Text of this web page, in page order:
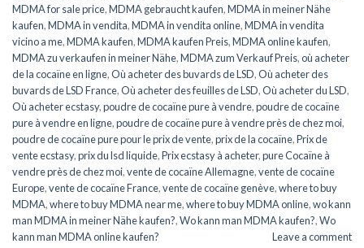
MDMA for sale price,MDMA gebraucht kaufen,MDMA in meiner Nähe
kaufen,MDMA in vendita,MDMA in vendita online,MDMA in vendita
vicino a me,MDMA kaufen,MDMA kaufen Preis,MDMA online kaufen,
MDMA zu verkaufen in meiner Nähe,MDMA zum Verkauf Preis,où acheter
de la cocaïne en ligne,Où acheter des buvards de LSD,Où acheter des
buvards de LSD France,Où acheter des feuilles de LSD,Où acheter du LSD,
Où acheter ecstasy,poudre de cocaïne pure à vendre,poudre de cocaïne
pure à vendre en ligne,poudre de cocaïne pure à vendre près de chez moi,
poudre de cocaïne pure pour le prix de vente,prix de la cocaïne,Prix de
vente ecstasy,prix du lsd liquide,Prix ecstasy à acheter,pure Cocaïne à
vendre près de chez moi,vente de cocaïne Allemagne,vente de cocaïne
Europe,vente de cocaïne France,vente de cocaïne genève,where to buy
MDMA,where to buy MDMA near me,where to buy MDMA online,wo kann
man MDMA in meiner Nähe kaufen?,Wo kann man MDMA kaufen?,Wo
kann man MDMA online kaufen?
Leave a comment